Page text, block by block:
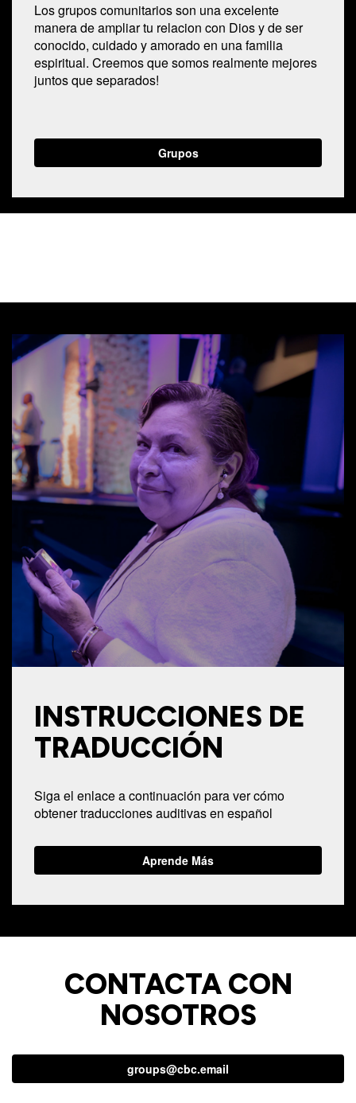
Los grupos comunitarios son una excelente
manera de ampliar tu relacion con Dios y de ser
conocido, cuidado y amorado en una familia
espiritual. Creemos que somos realmente mejores
juntos que separados!
Grupos
INSTRUCCIONES DE
TRADUCCIÓN
Siga el enlace a continuación para ver cómo
obtener traducciones auditivas en español
Aprende Más
CONTACTA CON
NOSOTROS
groups@cbc.email